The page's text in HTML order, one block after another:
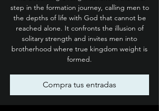
step in the formation journey, calling men to
the depths of life with God that cannot be
reached alone. It confronts the illusion of
solitary strength and invites men into
brotherhood where true kingdom weight is
formed.
Compra tus entradas